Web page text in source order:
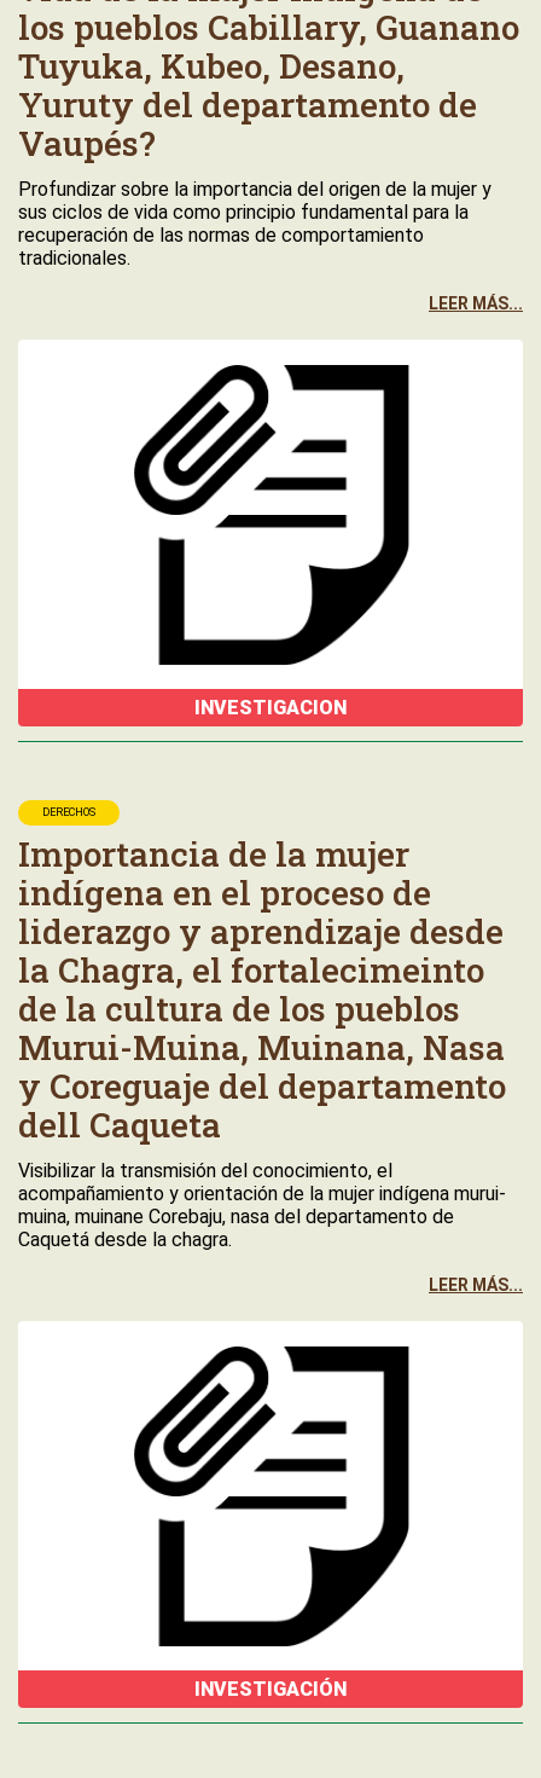
los pueblos Cabillary, Guanano
Tuyuka, Kubeo, Desano,
Yuruty del departamento de
Vaupés?
Profundizar sobre la importancia del origen de la mujer y
sus ciclos de vida como principio fundamental para la
recuperación de las normas de comportamiento
tradicionales.
LEER MÁS...
INVESTIGACION
DERECHOS
Importancia de la mujer
indígena en el proceso de
liderazgo y aprendizaje desde
la Chagra, el fortalecimeinto
de la cultura de los pueblos
Murui-Muina, Muinana, Nasa
y Coreguaje del departamento
dell Caqueta
Visibilizar la transmisión del conocimiento, el
acompañamiento y orientación de la mujer indígena murui-
muina, muinane Corebaju, nasa del departamento de
Caquetá desde la chagra.
LEER MÁS...
INVESTIGACIÓN